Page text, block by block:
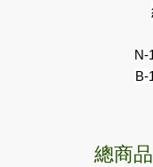
N-
B-
總商